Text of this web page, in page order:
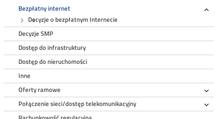
Bezpłatny internet
Decyzje o bezpłatnym Internecie
Decyzje SMP
Dostęp do infrastruktury
Dostęp do nieruchomości
Inne
Oferty ramowe
Połączenie sieci/dostęp telekomunikacyjny